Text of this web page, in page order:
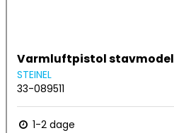
Varmluftpistol stavmodel
STEINEL
33-089511
1-2 dage